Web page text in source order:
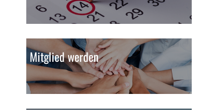
Mitglied werden